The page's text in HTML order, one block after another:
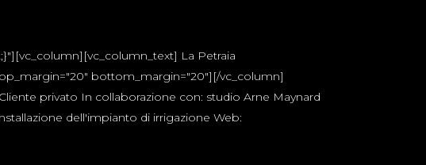
La Petraia
bottom_margin="20"][/vc_column]
privato In collaborazione con: studio Arne Maynard
dell'impianto di irrigazione Web: